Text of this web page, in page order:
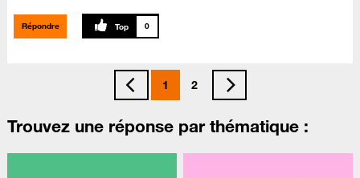
Répondre 0
1 2
Trouvez une réponse par thématique :